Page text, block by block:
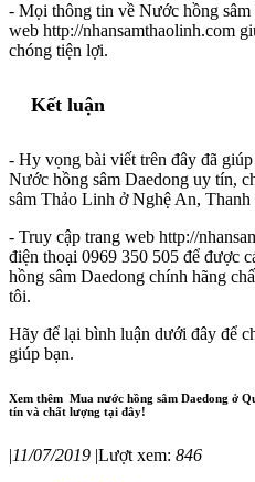
- Mọi thông tin về Nước hồng sâm
web http://nhansamthaolinh.com
chóng tiện lợi.
Kết luận
- Hy vọng bài viết trên đây đã
Nước hồng sâm Daedong uy tín,
sâm Thảo Linh ở Nghệ An,
- Truy cập trang web http://
điện thoại 0969 350 505 để được
hồng sâm Daedong chính hãng
tôi.
Hãy để lại bình luận dưới đây để
giúp bạn.
Xem thêm Mua nước hồng sâm Daedong ở
tín và chất lượng tại đây!
|11/07/2019 |Lượt xem: 846